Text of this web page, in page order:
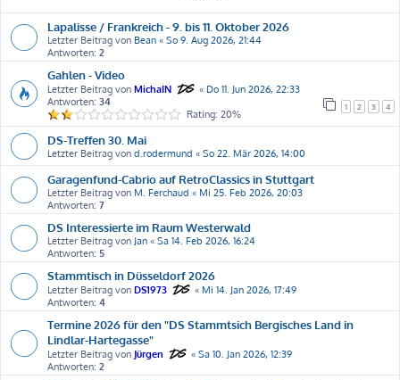
Lapalisse / Frankreich - 9. bis 11. Oktober 2026
Letzter Beitrag von Bean « So 9. Aug 2026, 21:44
Antworten: 2
Gahlen - Video
Letzter Beitrag von MichaIN « Do 11. Jun 2026, 22:33
Antworten: 34 1 2 3 4
Rating: 20%
DS-Treffen 30. Mai
Letzter Beitrag von d.rodermund « So 22. Mär 2026, 14:00
Garagenfund-Cabrio auf RetroClassics in Stuttgart
Letzter Beitrag von M. Ferchaud « Mi 25. Feb 2026, 20:03
Antworten: 7
DS Interessierte im Raum Westerwald
Letzter Beitrag von Jan « Sa 14. Feb 2026, 16:24
Antworten: 5
Stammtisch in Düsseldorf 2026
Letzter Beitrag von DS1973 « Mi 14. Jan 2026, 17:49
Antworten: 4
Termine 2026 für den "DS Stammtsich Bergisches Land in
Lindlar-Hartegasse"
Letzter Beitrag von Jürgen « Sa 10. Jan 2026, 12:39
Antworten: 2